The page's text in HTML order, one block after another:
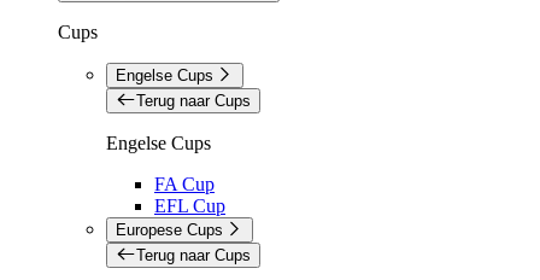
Cups
Engelse Cups
Terug naar Cups
Engelse Cups
FA Cup
EFL Cup
Europese Cups
Terug naar Cups